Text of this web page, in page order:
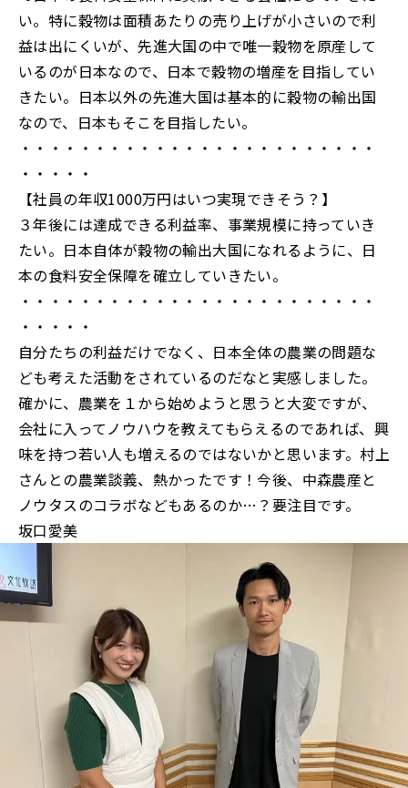
い。特に穀物は面積あたりの売り上げが小さいので利
益は出にくいが、先進大国の中で唯一穀物を原産して
いるのが日本なので、日本で穀物の増産を目指してい
きたい。日本以外の先進大国は基本的に穀物の輸出国
なので、日本もそこを目指したい。
・・・・・・・・・・・・・・・・・・・・・・・・
・・・・・
【社員の年収1000万円はいつ実現できそう？】
３年後には達成できる利益率、事業規模に持っていき
たい。日本自体が穀物の輸出大国になれるように、日
本の食料安全保障を確立していきたい。
・・・・・・・・・・・・・・・・・・・・・・・・
・・・・・
自分たちの利益だけでなく、日本全体の農業の問題な
ども考えた活動をされているのだなと実感しました。
確かに、農業を１から始めようと思うと大変ですが、
会社に入ってノウハウを教えてもらえるのであれば、興
味を持つ若い人も増えるのではないかと思います。村上
さんとの農業談義、熱かったです！今後、中森農産と
ノウタスのコラボなどもあるのか…？要注目です。
坂口愛美